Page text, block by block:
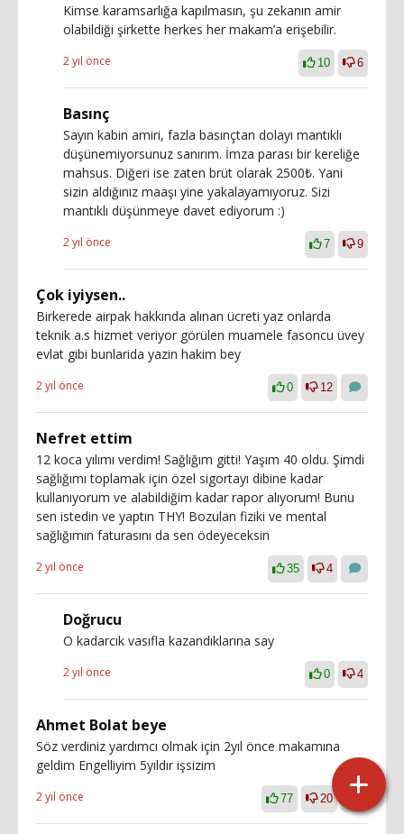
Kimse karamsarlığa kapılmasın, şu zekanın amir
olabildiği şirkette herkes her makam’a erişebilir.
2 yıl önce 10 6
Basınç
Sayın kabin amiri, fazla basınçtan dolayı mantıklı
düşünemiyorsunuz sanırım. İmza parası bir kereliğe
mahsus. Diğeri ise zaten brüt olarak 2500₺. Yani
sizin aldığınız maaşı yine yakalayamıyoruz. Sizi
mantıklı düşünmeye davet ediyorum :)
2 yıl önce 7 9
Çok iyiysen..
Birkerede airpak hakkında alınan ücreti yaz onlarda
teknik a.s hizmet veriyor görülen muamele fasoncu üvey
evlat gibi bunlarida yazin hakim bey
2 yıl önce 0 12
Nefret ettim
12 koca yılımı verdim! Sağlığım gitti! Yaşım 40 oldu. Şimdi
sağlığımı toplamak için özel sigortayı dibine kadar
kullanıyorum ve alabildiğim kadar rapor alıyorum! Bunu
sen istedin ve yaptın THY! Bozulan fiziki ve mental
sağlığımın faturasını da sen ödeyeceksin
2 yıl önce 35 4
Doğrucu
O kadarcık vasıfla kazandıklarına say
2 yıl önce 0 4
Ahmet Bolat beye
Söz verdiniz yardımcı olmak için 2yıl önce makamına
geldim Engelliyim 5yıldır işsizim
2 yıl önce 77 20